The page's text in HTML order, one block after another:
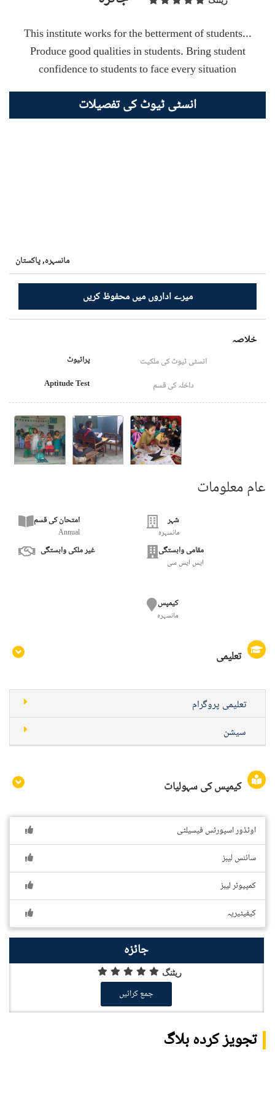
This institute works for the betterment of students...
Produce good qualities in students. Bring student
confidence to students to face every situation
انسٹی ٹیوٹ کی تفصیلات
مانسہرہ,پاکستان
میرے اداروں میں محفوظ کریں
خلاصہ
انسٹی ٹیوٹ کی ملکیت
پرائیوٹ
داخلہ کی قسم
Aptitude Test
عام معلومات
شہر
مانسہرہ
امتحان کی قسم
Annual
مقامی وابستگی
ایس ایس سی
غیر ملکی وابستگی
کیمپس
مانسہرہ
تعلیمی
تعلیمی پروگرام
سیشن
کیمپس کی سہولیات
اوٹڈور اسپورٹس فیسیلٹی
سائنس لیبز
کمپیوٹر لیبز
کیفیٹیریہ
جائزہ
ریٹنگ
جمع کرائیں
تجویز کردہ بلاگ